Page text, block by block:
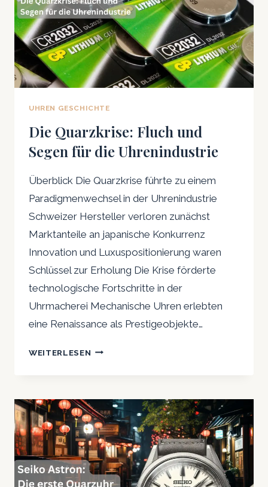
UHREN GESCHICHTE
Die Quarzkrise: Fluch und
Segen für die Uhrenindustrie
Überblick Die Quarzkrise führte zu einem
Paradigmenwechsel in der Uhrenindustrie
Schweizer Hersteller verloren zunächst
Marktanteile an japanische Konkurrenz
Innovation und Luxuspositionierung waren
Schlüssel zur Erholung Die Krise förderte
technologische Fortschritte in der
Uhrmacherei Mechanische Uhren erlebten
eine Renaissance als Prestigeobjekte…
WEITERLESEN DIE
SEGEN
FÜR
DIE
UHRENINDUSTRIE